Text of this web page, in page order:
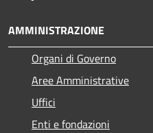
AMMINISTRAZIONE
Organi di Governo
Aree Amministrative
Uffici
Enti e fondazioni